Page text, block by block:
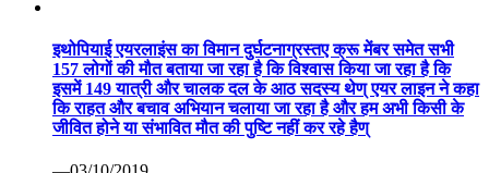
कोरोना वैक्सीन पर रूस ने मारी बाजी: सितंबर तक बाजार में आ सकती
है पहली वैक्सीन सेचेनोव विश्वविद्यालय का दावा सभी परीक्षण रहे सफल